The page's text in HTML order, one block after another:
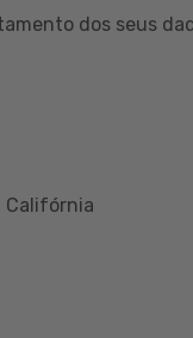
dos seus
Califórnia